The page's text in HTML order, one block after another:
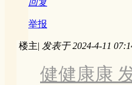
举报
楼主| 发表于 2024-4-11
健健康康